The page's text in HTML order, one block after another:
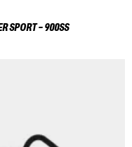
SPORT - 900SS